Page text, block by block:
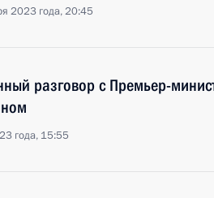
2023 года, 20:45
разговор с Премьер-
года, 15:55